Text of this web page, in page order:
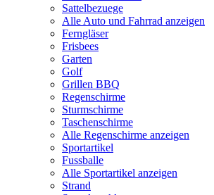
Sattelbezuege
Alle Auto und Fahrrad anzeigen
Ferngläser
Frisbees
Garten
Golf
Grillen BBQ
Regenschirme
Sturmschirme
Taschenschirme
Alle Regenschirme anzeigen
Sportartikel
Fussballe
Alle Sportartikel anzeigen
Strand